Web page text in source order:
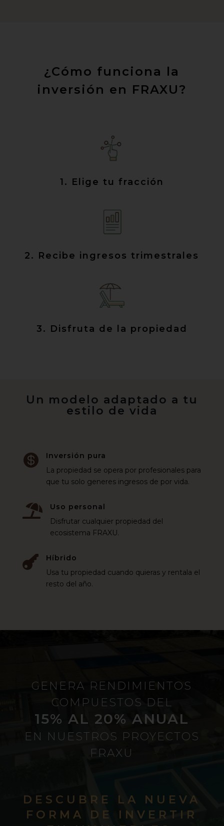
¿Cómo funciona la
inversión en FRAXU?
1. Elige tu fracción
2. Recibe ingresos trimestrales
3. Disfruta de la propiedad
Un modelo adaptado a tu
estilo de vida

Inversión pura
La propiedad se opera por profesionales para
que tu solo generes ingresos de por vida.

Uso personal
Disfrutar cualquier propiedad del
ecosistema FRAXU.

Híbrido
Usa tu propiedad cuando quieras y rentala el
resto del año.
GENERA RENDIMIENTOS
COMPUESTOS DEL
15% AL 20% ANUAL
EN NUESTROS PROYECTOS
FRAXU
DESCUBRE LA NUEVA
FORMA DE INVERTIR